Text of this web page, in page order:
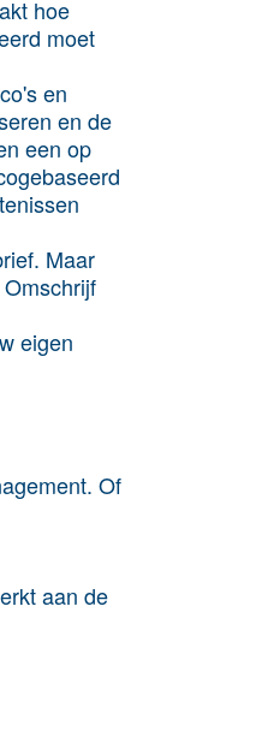
hoe
moet
en
en de
een op
Maar
eigen
Of
aan de